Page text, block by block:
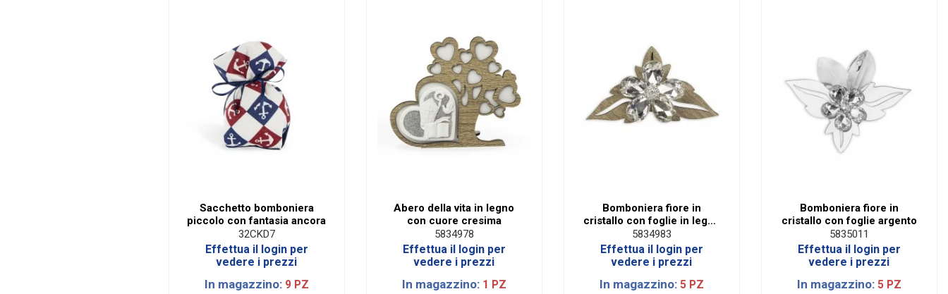
Sacchetto bomboniera
piccolo con fantasia ancora
32CKD7
Effettua il login per
vedere i prezzi
In magazzino: 9 PZ
Abero della vita in legno
con cuore cresima
5834978
Effettua il login per
vedere i prezzi
In magazzino: 1 PZ
Bomboniera fiore in
cristallo con foglie in legno
piccolo
5834983
Effettua il login per
vedere i prezzi
In magazzino: 5 PZ
Bomboniera fiore in
cristallo con foglie argento
5835011
Effettua il login per
vedere i prezzi
In magazzino: 5 PZ